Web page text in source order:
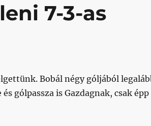
7-3-as
Bobál négy góljából
gólpassza is Gazdagnak, csak épp